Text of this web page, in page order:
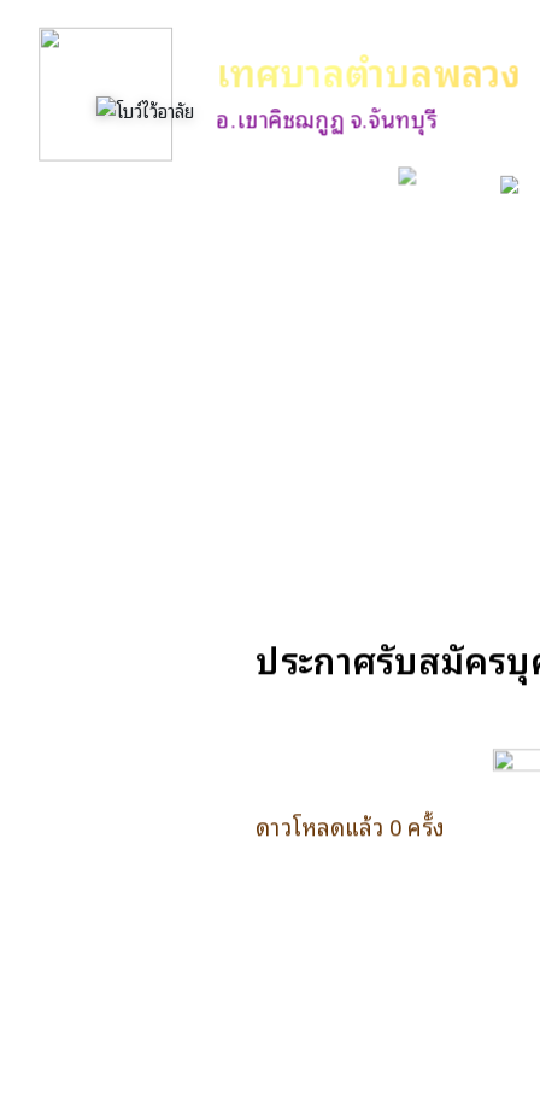
เทศบาลตำบลพลวง
อ.เขาคิชฌกูฏ จ.จันทบุรี
ประกาศรับสมัคร
ดาวโหลดแล้ว 0 ครั้ง